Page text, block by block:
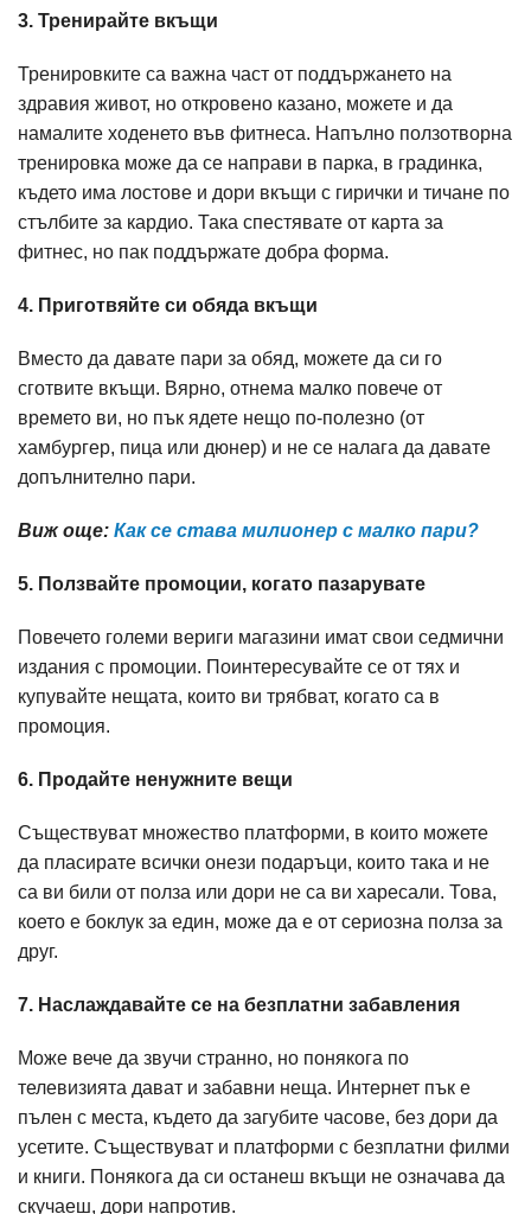
3. Тренирайте вкъщи
Тренировките са важна част от поддържането на
здравия живот, но откровено казано, можете и да
намалите ходенето във фитнеса. Напълно ползотворна
тренировка може да се направи в парка, в градинка,
където има лостове и дори вкъщи с гирички и тичане по
стълбите за кардио. Така спестявате от карта за
фитнес, но пак поддържате добра форма.
4. Приготвяйте си обяда вкъщи
Вместо да давате пари за обяд, можете да си го
сготвите вкъщи. Вярно, отнема малко повече от
времето ви, но пък ядете нещо по-полезно (от
хамбургер, пица или дюнер) и не се налага да давате
допълнително пари.
Виж още: Как се става милионер с малко пари?
5. Ползвайте промоции, когато пазарувате
Повечето големи вериги магазини имат свои седмични
издания с промоции. Поинтересувайте се от тях и
купувайте нещата, които ви трябват, когато са в
промоция.
6. Продайте ненужните вещи
Съществуват множество платформи, в които можете
да пласирате всички онези подаръци, които така и не
са ви били от полза или дори не са ви харесали. Това,
което е боклук за един, може да е от сериозна полза за
друг.
7. Наслаждавайте се на безплатни забавления
Може вече да звучи странно, но понякога по
телевизията дават и забавни неща. Интернет пък е
пълен с места, където да загубите часове, без дори да
усетите. Съществуват и платформи с безплатни филми
и книги. Понякога да си останеш вкъщи не означава да
скучаеш, дори напротив.